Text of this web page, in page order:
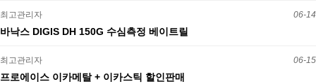
최고관리자 06-14
바낙스 DIGIS DH 150G 수심측정 베이트릴
최고관리자 06-15
프로에이스 이카메탈 + 이카스틱 할인판매